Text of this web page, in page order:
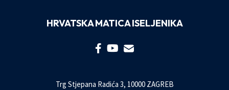
HRVATSKA MATICA ISELJENIKA
Trg Stjepana Radića 3, 10000 ZAGREB